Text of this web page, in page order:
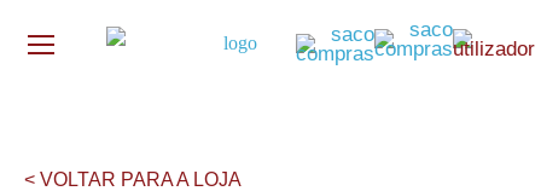
< VOLTAR PARA A LOJA